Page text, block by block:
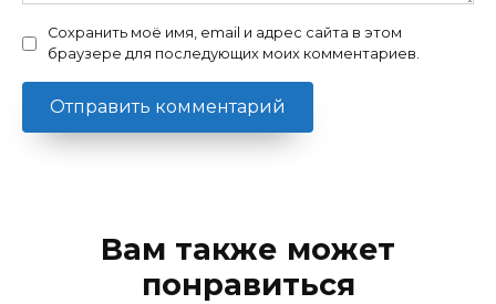
Сохранить моё имя, email и адрес сайта в этом
браузере для последующих моих комментариев.
Вам также может
понравиться